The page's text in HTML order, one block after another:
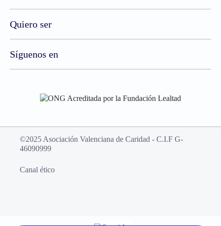
Quiero ser
Síguenos en
©2025 Asociación Valenciana de Caridad - C.I.F G-
46090999
Canal ético